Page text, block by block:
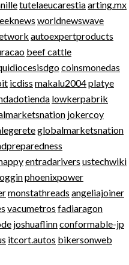
tutelaeucarestiaarting.mx
worldnewswave
autoexpertproducts
beef cattle
coinsmonedas
icdiss makalu2004platye
lowkerpabrik
jokercoy
globalmarketsnation
entradarivers ustechwiki
phoenixpower
monstathreads angeliajoiner
vacumetros fadiaragon
joshuaflinnconformable-jp
itcort.autos bikersonweb